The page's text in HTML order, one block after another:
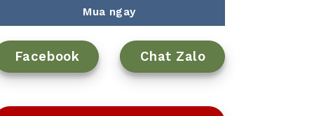
Mua ngay
Facebook Chat Zalo